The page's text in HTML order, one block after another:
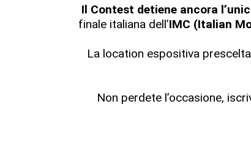
Il Contest detiene ancora
finale italiana dell’IMC (Italian
La location espositiva
Non perdete l’occasione,